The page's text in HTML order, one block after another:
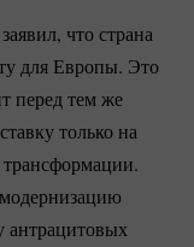
что страна
для Европы. Это
перед тем же
только на
антрацитовых